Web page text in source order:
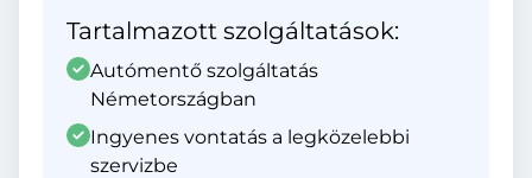
Tartalmazott szolgáltatások:
Autómentő szolgáltatás
Németországban
Ingyenes vontatás a legközelebbi
szervizbe